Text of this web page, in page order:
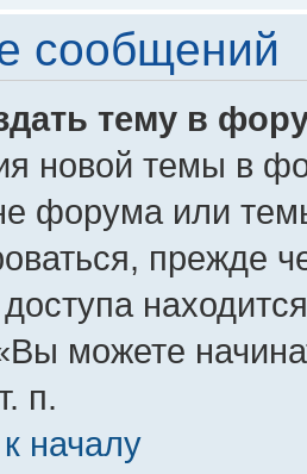
сообщений
тему в
новой темы в
форума или
прежде
можете
п.
началу